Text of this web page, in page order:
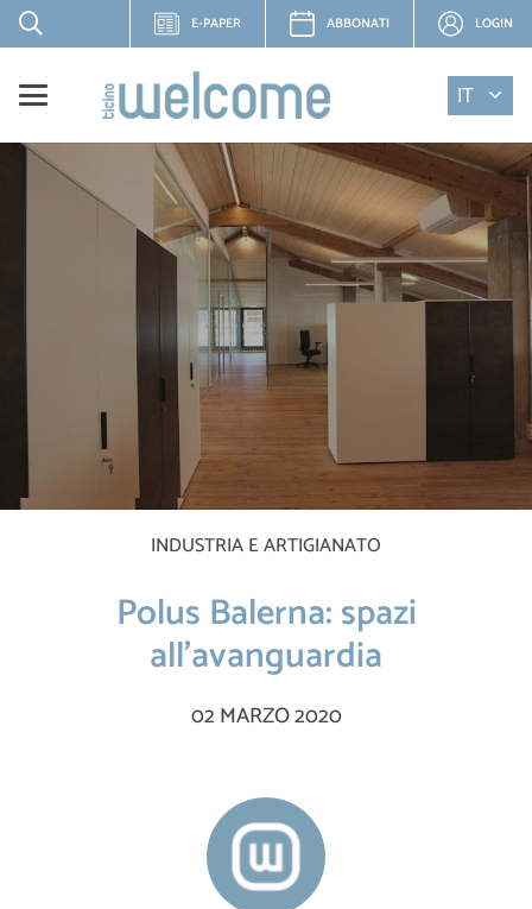
E-PAPER ABBONATI LOGIN
IT
INDUSTRIA E ARTIGIANATO
Polus Balerna: spazi
all’avanguardia
02 MARZO 2020